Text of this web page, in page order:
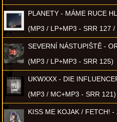
PLANETY - MÁME RUCE
(MP3 / LP+MP3 - SRR 127
SEVERNÍ NÁSTUPIŠTĚ -
(MP3 / LP+MP3 - SRR 125)
UKWXXX - DIE
(MP3 / MC+MP3 - SRR 121)
KISS ME KOJAK / FETCH!